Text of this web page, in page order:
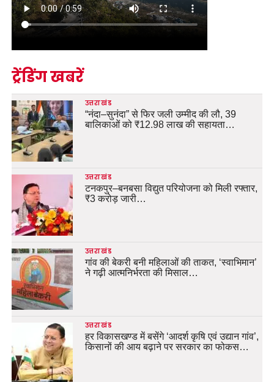
ट्रेंडिंग खबरें
उत्तराखंड
“नंदा–सुनंदा” से फिर जली उम्मीद की लौ, 39
बालिकाओं को ₹12.98 लाख की सहायता…
उत्तराखंड
टनकपुर–बनबसा विद्युत परियोजना को मिली रफ्तार,
₹3 करोड़ जारी…
उत्तराखंड
गांव की बेकरी बनी महिलाओं की ताकत, ‘स्वाभिमान’
ने गढ़ी आत्मनिर्भरता की मिसाल…
उत्तराखंड
हर विकासखण्ड में बसेंगे ‘आदर्श कृषि एवं उद्यान गांव’,
किसानों की आय बढ़ाने पर सरकार का फोकस…